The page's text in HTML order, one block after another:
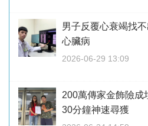
男子反覆心衰竭找
心臟病
2026-06-29 13:09
200萬傳家金飾險
30分鐘神速尋獲